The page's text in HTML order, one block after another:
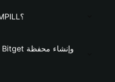
ما هي أفضل محفظة PUMPILL؟